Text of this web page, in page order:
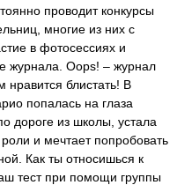
проводит конкурсы
многие из них с
в фотосессиях и
журнала. Oops! – журнал
нравится блистать! В
попалась на глаза
дороге из школы, устала
и мечтает попробовать
Как ты относишься к
тест при помощи группы